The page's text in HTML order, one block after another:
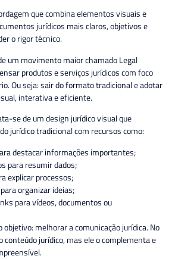
que combina elementos visuais e
jurídicos mais claros, objetivos e
o rigor técnico.
um movimento maior chamadoLegal
produtos e serviços jurídicos com foco
Ou seja: sair do formato tradicional e adotar
interativa e eficiente.
se de umdesign jurídico visualque
jurídico tradicional com recursos como:
destacar informações importantes;
para resumir dados;
explicar processos;
organizar ideias;
para vídeos, documentos ou
objetivo:melhorar a comunicação jurídica.No
jurídico, mas ele o complementa e